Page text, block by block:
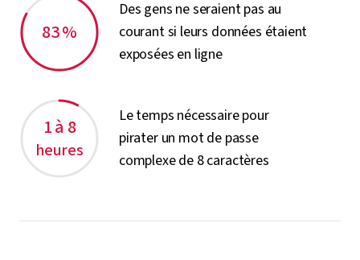
83 %
Des gens ne seraient pas au
courant si leurs données étaient
exposées en ligne
1 à 8
heures
Le temps nécessaire pour
pirater un mot de passe
complexe de 8 caractères